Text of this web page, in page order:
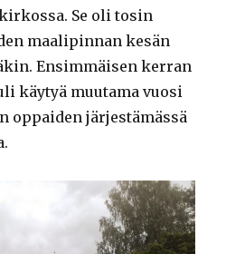
Se oli tosin
maalipinnan kesän
Ensimmäisen kerran
käytyä muutama vuosi
oppaiden järjestämässä